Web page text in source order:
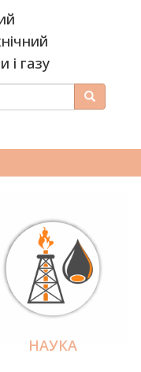
і газу
Пошук
НАУКА